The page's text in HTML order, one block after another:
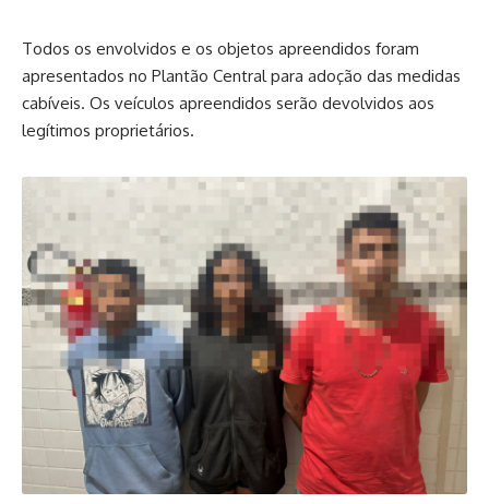
Todos os envolvidos e os objetos apreendidos foram
apresentados no Plantão Central para adoção das medidas
cabíveis. Os veículos apreendidos serão devolvidos aos
legítimos proprietários.